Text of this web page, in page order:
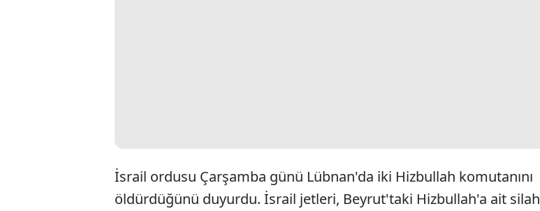
İsrail ordusu Çarşamba günü Lübnan'da iki Hizbullah komutanını
öldürdüğünü duyurdu. İsrail jetleri, Beyrut'taki Hizbullah'a ait silah